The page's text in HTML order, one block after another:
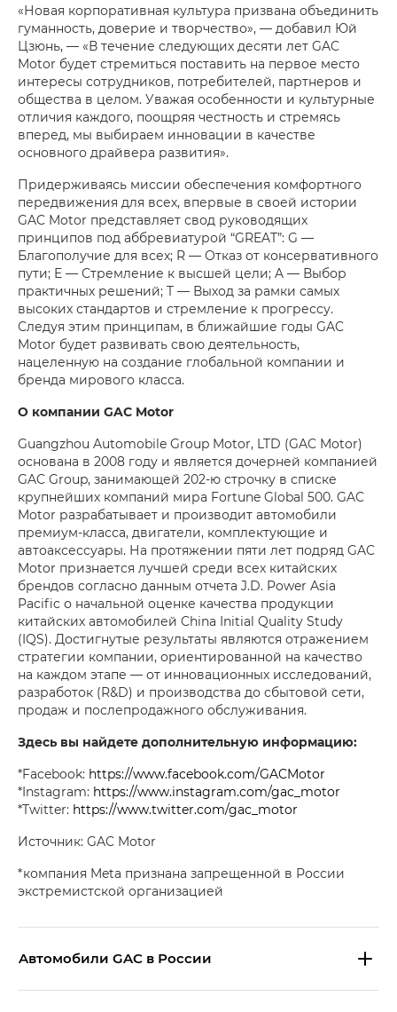
«Новая корпоративная культура призвана объединить
гуманность, доверие и творчество», — добавил Юй
Цзюнь, — «В течение следующих десяти лет GAC
Motor будет стремиться поставить на первое место
интересы сотрудников, потребителей, партнеров и
общества в целом. Уважая особенности и культурные
отличия каждого, поощряя честность и стремясь
вперед, мы выбираем инновации в качестве
основного драйвера развития».
Придерживаясь миссии обеспечения комфортного
передвижения для всех, впервые в своей истории
GAC Motor представляет свод руководящих
принципов под аббревиатурой “GREAT”: G —
Благополучие для всех; R — Отказ от консервативного
пути; E — Стремление к высшей цели; A — Выбор
практичных решений; T — Выход за рамки самых
высоких стандартов и стремление к прогрессу.
Следуя этим принципам, в ближайшие годы GAC
Motor будет развивать свою деятельность,
нацеленную на создание глобальной компании и
бренда мирового класса.
О компании GAC Motor
Guangzhou Automobile Group Motor, LTD (GAC Motor)
основана в 2008 году и является дочерней компанией
GAC Group, занимающей 202-ю строчку в списке
крупнейших компаний мира Fortune Global 500. GAC
Motor разрабатывает и производит автомобили
премиум-класса, двигатели, комплектующие и
автоаксессуары. На протяжении пяти лет подряд GAC
Motor признается лучшей среди всех китайских
брендов согласно данным отчета J.D. Power Asia
Pacific о начальной оценке качества продукции
китайских автомобилей China Initial Quality Study
(IQS). Достигнутые результаты являются отражением
стратегии компании, ориентированной на качество
на каждом этапе — от инновационных исследований,
разработок (R&D) и производства до сбытовой сети,
продаж и послепродажного обслуживания.
Здесь вы найдете дополнительную информацию:
*Facebook: https://www.facebook.com/GACMotor
*Instagram: https://www.instagram.com/gac_motor
*Twitter: https://www.twitter.com/gac_motor
Источник: GAC Motor
*компания Meta признана запрещенной в России
экстремистской организацией
Aвтомобили GAC в России